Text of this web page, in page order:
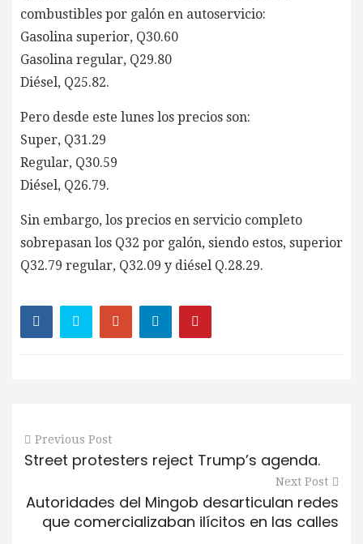
combustibles por galón en autoservicio:
Gasolina superior, Q30.60
Gasolina regular, Q29.80
Diésel, Q25.82.
Pero desde este lunes los precios son:
Super, Q31.29
Regular, Q30.59
Diésel, Q26.79.
Sin embargo, los precios en servicio completo
sobrepasan los Q32 por galón, siendo estos, superior
Q32.79 regular, Q32.09 y diésel Q.28.29.
Previous Post
Street protesters reject Trump’s agenda.
Next Post
Autoridades del Mingob desarticulan redes
que comercializaban ilícitos en las calles